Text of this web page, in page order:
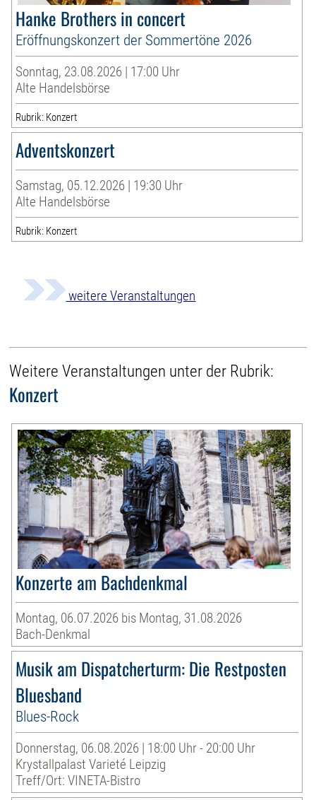
Hanke Brothers in concert
Eröffnungskonzert der Sommertöne 2026
Sonntag, 23.08.2026 | 17:00 Uhr
Alte Handelsbörse
Rubrik: Konzert
Adventskonzert
Samstag, 05.12.2026 | 19:30 Uhr
Alte Handelsbörse
Rubrik: Konzert
weitere Veranstaltungen
Weitere Veranstaltungen unter der Rubrik:
Konzert
Konzerte am Bachdenkmal
Montag, 06.07.2026 bis Montag, 31.08.2026
Bach-Denkmal
Musik am Dispatcherturm: Die Restposten
Bluesband
Blues-Rock
Donnerstag, 06.08.2026 | 18:00 Uhr - 20:00 Uhr
Krystallpalast Varieté Leipzig
Treff/Ort: VINETA-Bistro